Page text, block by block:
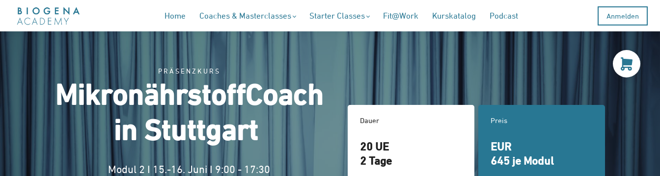
Home Coaches & Masterclasses Starter Classes Fit@Work Kurskatalog Podcast Anmelden
PRÄSENZKURS
MikronährstoffCoach
in Stuttgart
Modul 2 I 15.-16. Juni I 9:00 - 17:30
Dauer
20 UE
2 Tage
Preis
EUR
645 je Modul